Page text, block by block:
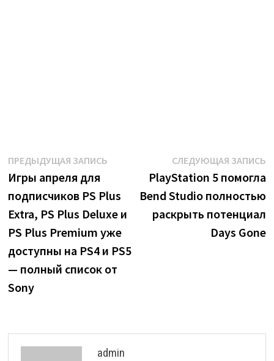
Навигация
по
записям
ПРЕДЫДУЩАЯ ЗАПИСЬПредыдущая
Игры апреля для
подписчиков PS Plus
Extra, PS Plus Deluxe и
PS Plus Premium уже
доступны на PS4 и PS5
— полный список от
Sony
СЛЕДУЮЩАЯ ЗАПИСЬ
PlayStation 5 помогла
Bend Studio полностью
раскрыть потенциал
Days Gone
admin